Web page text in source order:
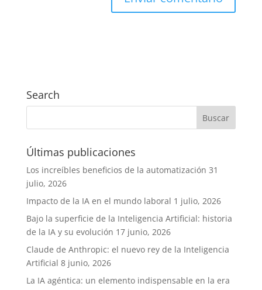
Search
Últimas publicaciones
Los increíbles beneficios de la automatización 31
julio, 2026
Impacto de la IA en el mundo laboral 1 julio, 2026
Bajo la superficie de la Inteligencia Artificial: historia
de la IA y su evolución 17 junio, 2026
Claude de Anthropic: el nuevo rey de la Inteligencia
Artificial 8 junio, 2026
La IA agéntica: un elemento indispensable en la era